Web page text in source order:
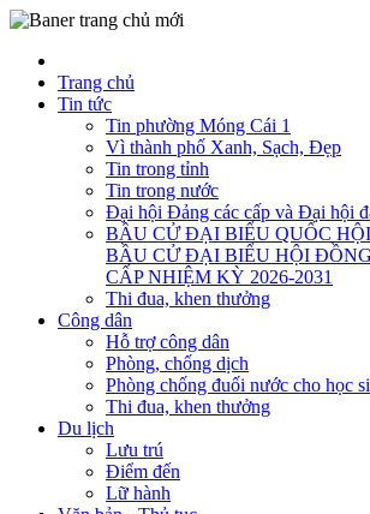
Trang chủ
Tin tức
Tin phường Móng Cái 1
Vì thành phố Xanh, Sạch, Đẹp
Tin trong tỉnh
Tin trong nước
Đại hội Đảng các cấp và Đại hội
BẦU CỬ ĐẠI BIỂU QUỐC
BẦU CỬ ĐẠI BIỂU HỘI
CẤP NHIỆM KỲ 2026-2031
Thi đua, khen thưởng
Công dân
Hỗ trợ công dân
Phòng, chống dịch
Phòng chống đuối nước cho học
Thi đua, khen thưởng
Du lịch
Lưu trú
Điểm đến
Lữ hành